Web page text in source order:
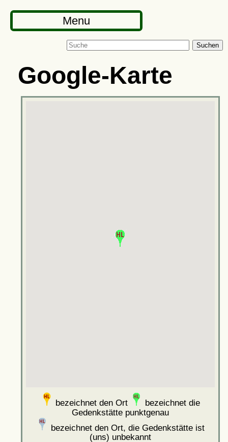
Menu
Suchen
Google-Karte
bezeichnet den Ort
bezeichnet die
Gedenkstätte punktgenau
bezeichnet den Ort, die Gedenkstätte ist
(uns) unbekannt